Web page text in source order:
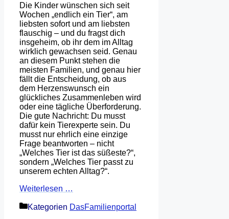
Die Kinder wünschen sich seit
Wochen „endlich ein Tier“, am
liebsten sofort und am liebsten
flauschig – und du fragst dich
insgeheim, ob ihr dem im Alltag
wirklich gewachsen seid. Genau
an diesem Punkt stehen die
meisten Familien, und genau hier
fällt die Entscheidung, ob aus
dem Herzenswunsch ein
glückliches Zusammenleben wird
oder eine tägliche Überforderung.
Die gute Nachricht: Du musst
dafür kein Tierexperte sein. Du
musst nur ehrlich eine einzige
Frage beantworten – nicht
„Welches Tier ist das süßeste?“,
sondern „Welches Tier passt zu
unserem echten Alltag?“.
Weiterlesen …
Kategorien DasFamilienportal